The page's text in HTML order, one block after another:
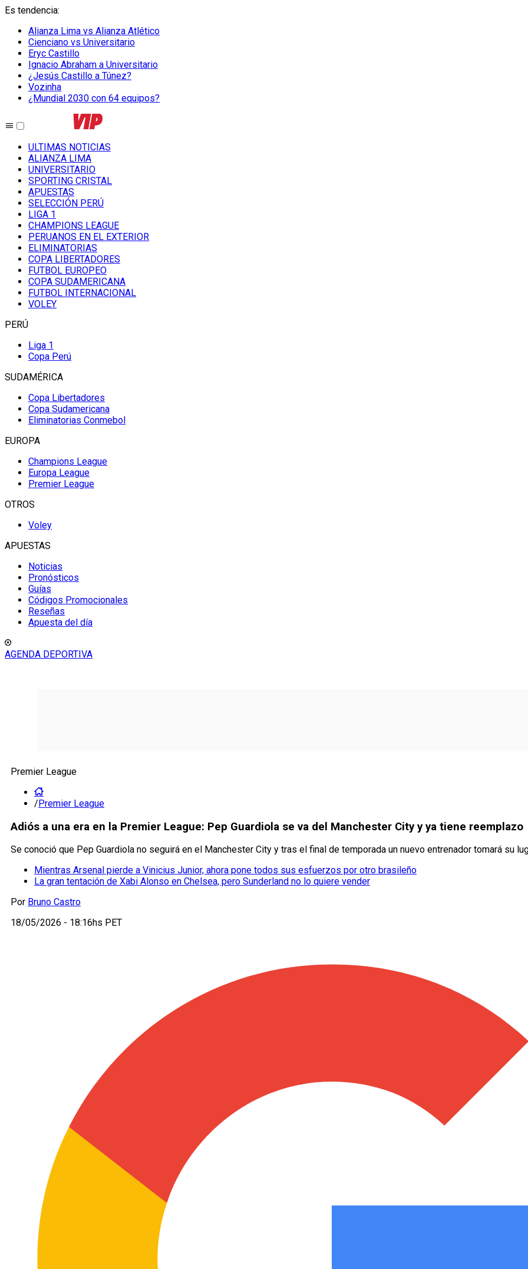
Es tendencia:
Alianza Lima vs Alianza Atlético
Cienciano vs Universitario
Eryc Castillo
Ignacio Abraham a Universitario
¿Jesús Castillo a Túnez?
Vozinha
¿Mundial 2030 con 64 equipos?
ULTIMAS NOTICIAS
ALIANZA LIMA
UNIVERSITARIO
SPORTING CRISTAL
APUESTAS
SELECCIÓN PERÚ
LIGA 1
CHAMPIONS LEAGUE
PERUANOS EN EL EXTERIOR
ELIMINATORIAS
COPA LIBERTADORES
FUTBOL EUROPEO
COPA SUDAMERICANA
FUTBOL INTERNACIONAL
VOLEY
PERÚ
Liga 1
Copa Perú
SUDAMÉRICA
Copa Libertadores
Copa Sudamericana
Eliminatorias Conmebol
EUROPA
Champions League
Europa League
Premier League
OTROS
Voley
APUESTAS
Noticias
Pronósticos
Guías
Códigos Promocionales
Reseñas
Apuesta del día
AGENDA DEPORTIVA
Premier League
/Premier League
Adiós a una era en la Premier League: Pep Guardiola se va del Manchester City y ya tiene reemplazo
Se conoció que Pep Guardiola no seguirá en el Manchester City y tras el final de temporada un nuevo entrenador tomará su
Mientras Arsenal pierde a Vinicius Junior, ahora pone todos sus esfuerzos por otro brasileño
La gran tentación de Xabi Alonso en Chelsea, pero Sunderland no lo quiere vender
Por Bruno Castro
18/05/2026 - 18:16hs PET